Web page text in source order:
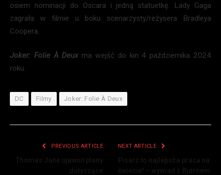
osiem nominacji do Oscara i jedną statuetkę. Lady Gaga
zagrała w filmie u boku scenarzysty/reżysera Bradleya
Coopera.
Joker: Folie À Deux ma wejść do kin 4 października 2024
roku.
DC Filmy Joker: Folie À Deux
PREVIOUS ARTICLE NEXT ARTICLE